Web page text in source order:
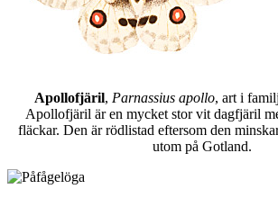
Apollofjäril, Parnassius apollo, art i
Apollofjäril är en mycket stor vit dagfjäril
fläckar. Den är rödlistad eftersom den
utom på Gotland.